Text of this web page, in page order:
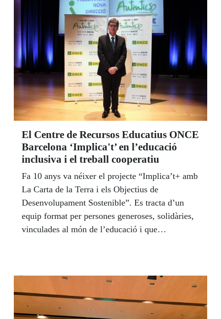
El Centre de Recursos Educatius ONCE
Barcelona ‘Implica't’ en l’educació
inclusiva i el treball cooperatiu
Fa 10 anys va néixer el projecte “Implica’t+ amb
La Carta de la Terra i els Objectius de
Desenvolupament Sostenible”. Es tracta d’un
equip format per persones generoses, solidàries,
vinculades al món de l’educació i que
respectuosa amb la natura, esdevingui l’eix de
les nostres accions.